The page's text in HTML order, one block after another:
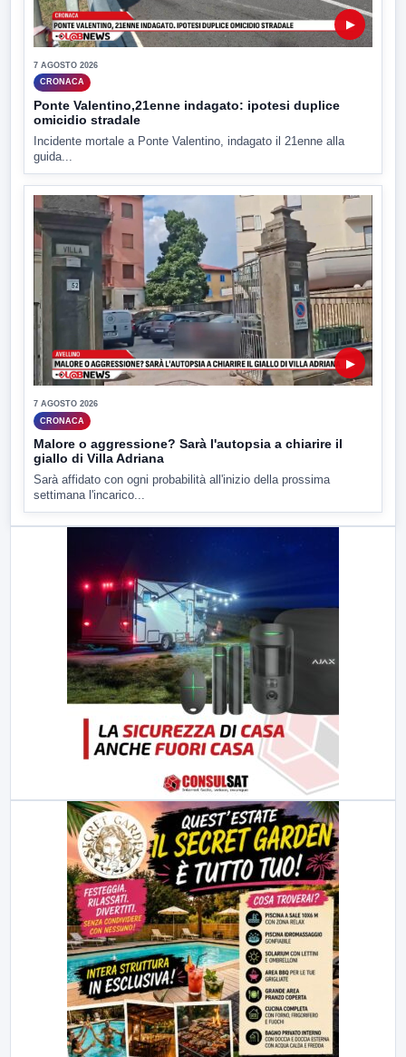
▶
7 AGOSTO 2026
CRONACA
Ponte Valentino,21enne indagato: ipotesi duplice
omicidio stradale
Incidente mortale a Ponte Valentino, indagato il 21enne alla
guida...
▶
7 AGOSTO 2026
CRONACA
Malore o aggressione? Sarà l'autopsia a chiarire il
giallo di Villa Adriana
Sarà affidato con ogni probabilità all'inizio della prossima
settimana l'incarico...